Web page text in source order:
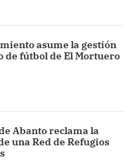
asume la gestión
de fútbol de El Mortuero
Abanto reclama la
una Red de Refugios